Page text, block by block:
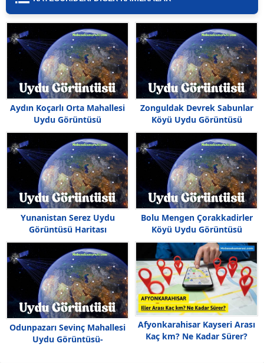
Aydın Koçarlı Orta Mahallesi
Uydu Görüntüsü
Zonguldak Devrek Sabunlar
Köyü Uydu Görüntüsü
Yunanistan Serez Uydu
Görüntüsü Haritası
Bolu Mengen Çorakkadirler
Köyü Uydu Görüntüsü
Odunpazarı Sevinç Mahallesi
Uydu Görüntüsü-
Afyonkarahisar Kayseri Arası
Kaç km? Ne Kadar Sürer?